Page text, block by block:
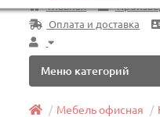
Главная
Оплата и доставка
Меню категорий
Мебель офисная